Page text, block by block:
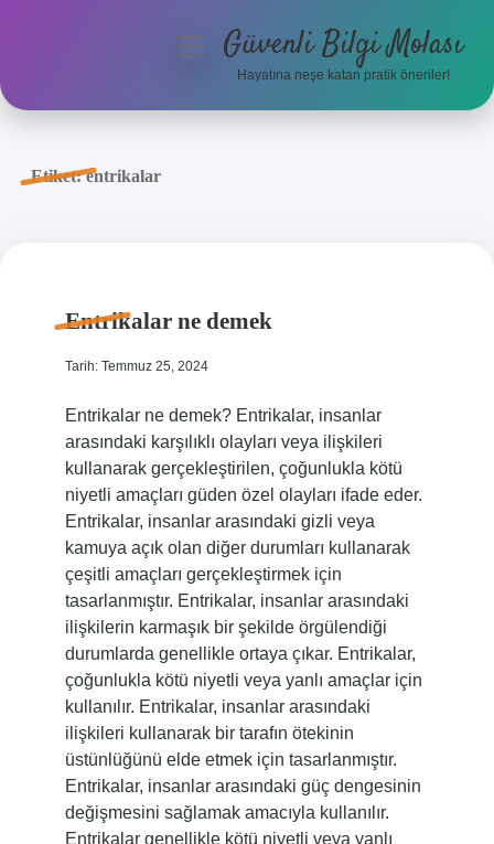
Anasayfa
menüyüGüvenli Bilgi Molası
Hayatına neşe katan pratik öneriler!
Etiket:entrikalar
Entrikalar ne demek
Tarih: Temmuz 25, 2024
Entrikalar ne demek? Entrikalar, insanlar
arasındaki karşılıklı olayları veya ilişkileri
kullanarak gerçekleştirilen, çoğunlukla kötü
niyetli amaçları güden özel olayları ifade eder.
Entrikalar, insanlar arasındaki gizli veya
kamuya açık olan diğer durumları kullanarak
çeşitli amaçları gerçekleştirmek için
tasarlanmıştır. Entrikalar, insanlar arasındaki
ilişkilerin karmaşık bir şekilde örgülendiği
durumlarda genellikle ortaya çıkar. Entrikalar,
çoğunlukla kötü niyetli veya yanlı amaçlar için
kullanılır. Entrikalar, insanlar arasındaki
ilişkileri kullanarak bir tarafın ötekinin
üstünlüğünü elde etmek için tasarlanmıştır.
Entrikalar, insanlar arasındaki güç dengesinin
değişmesini sağlamak amacıyla kullanılır.
Entrikalar genellikle kötü niyetli veya yanlı